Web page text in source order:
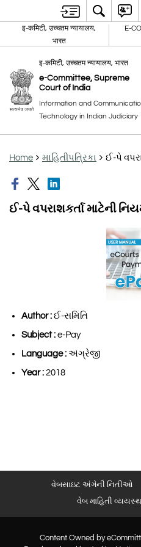
इ-कमिटी, उच्चतम न्यायालय,
भारत
E-
इ-कमिटी, उच्चतम न्यायालय, भारत
e-Committee, Supreme
Court of India
Information and
Technology in Indian Judiciary
Home માહિતીપત્રિકા ઈ-પે
ઈ-પે વપરાશકર્તા માટેની
Author : ઈ-સમિતિ
Subject : e-Pay
Language : અંગ્રેજી
Year : 2018
વેબસાઇટ અંગેની નિતીઓ
વેબ માહિતી
Content Owned by